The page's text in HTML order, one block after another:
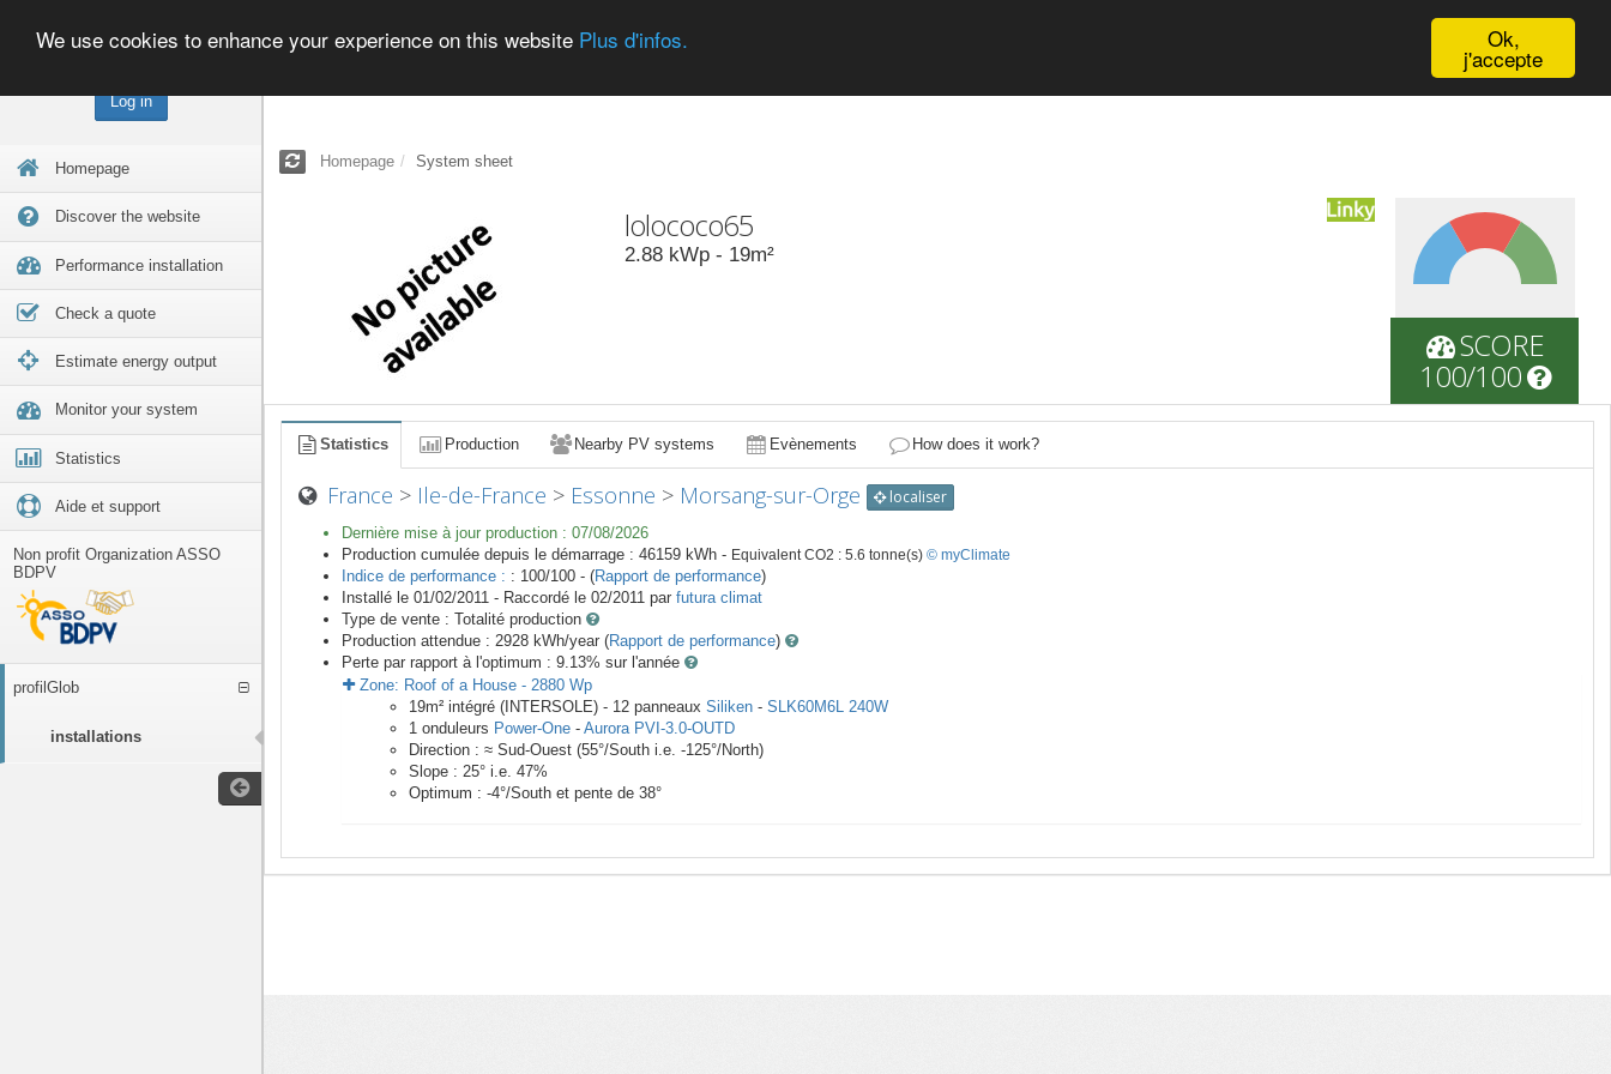
Log in
Homepage
Discover the website
Performance installation
Check a quote
Estimate energy output
Monitor your system
Statistics
Aide et support
Non profit Organization ASSO
BDPV
profilGlob
installations
Ok,
j'accepte
We use cookies to enhance your experience on this website Plus d'infos.
Homepage System sheet
lolococo65
2.88 kWp - 19m²
SCORE
100/100
Statistics Production Nearby PV systems Evènements How does it work?
France > Ile-de-France > Essonne > Morsang-sur-Orge localiser
Dernière mise à jour production : 07/08/2026
Production cumulée depuis le démarrage : 46159 kWh - Equivalent CO2 : 5.6 tonne(s) © myClimate
Indice de performance : : 100/100 - (Rapport de performance)
Installé le 01/02/2011 - Raccordé le 02/2011 par futura climat
Type de vente : Totalité production
Production attendue : 2928 kWh/year (Rapport de performance)
Perte par rapport à l'optimum : 9.13% sur l'année
Zone: Roof of a House - 2880 Wp
19m² intégré (INTERSOLE) - 12 panneaux Siliken - SLK60M6L 240W
1 onduleurs Power-One - Aurora PVI-3.0-OUTD
Direction : ≈ Sud-Ouest (55°/South i.e. -125°/North)
Slope : 25° i.e. 47%
Optimum : -4°/South et pente de 38°